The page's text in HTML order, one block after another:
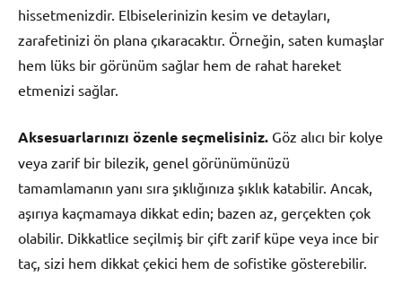
hissetmenizdir. Elbiselerinizin kesim ve detayları,
zarafetinizi ön plana çıkaracaktır. Örneğin, saten kumaşlar
hem lüks bir görünüm sağlar hem de rahat hareket
etmenizi sağlar.
Aksesuarlarınızı özenle seçmelisiniz. Göz alıcı bir kolye
veya zarif bir bilezik, genel görünümünüzü
tamamlamanın yanı sıra şıklığınıza şıklık katabilir. Ancak,
aşırıya kaçmamaya dikkat edin; bazen az, gerçekten çok
olabilir. Dikkatlice seçilmiş bir çift zarif küpe veya ince bir
taç, sizi hem dikkat çekici hem de sofistike gösterebilir.